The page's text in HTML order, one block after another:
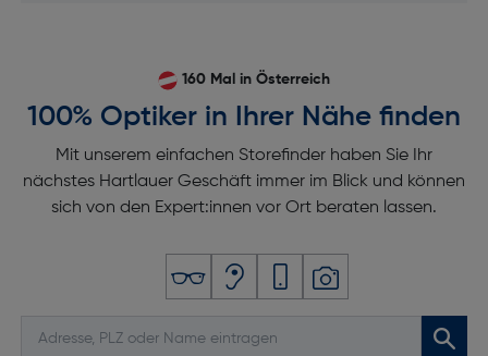
160 Mal in Österreich
100% Optiker in Ihrer Nähe finden
Mit unserem einfachen Storefinder haben Sie Ihr
nächstes Hartlauer Geschäft immer im Blick und können
sich von den Expert:innen vor Ort beraten lassen.